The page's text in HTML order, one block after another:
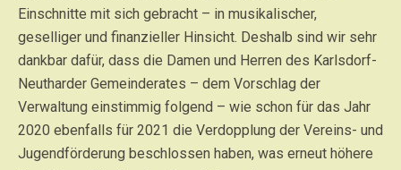
Einschnitte mit sich gebracht – in musikalischer,
geselliger und finanzieller Hinsicht. Deshalb sind wir sehr
dankbar dafür, dass die Damen und Herren des Karlsdorf-
Neutharder Gemeinderates – dem Vorschlag der
Verwaltung einstimmig folgend – wie schon für das Jahr
2020 ebenfalls für 2021 die Verdopplung der Vereins- und
Jugendförderung beschlossen haben, was erneut höhere